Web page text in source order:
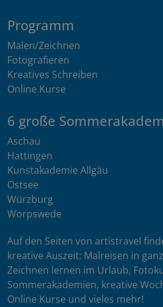
Programm
Malen/Zeichnen
Fotografieren
Kreatives Schreiben
Online Kurse
6 große
Aschau
Hattingen
Kunstakademie Allgäu
Ostsee
Würzburg
Worpswede
Auf den Seiten von artistravel
kreative Auszeit: Malreisen in
Zeichnen lernen im Urlaub,
Sommerakademien, kreative
Online Kurse und vieles mehr!